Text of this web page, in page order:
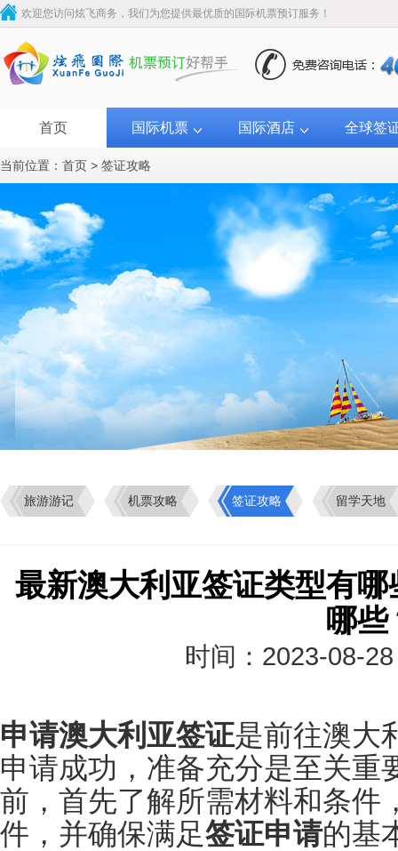
欢迎您访问炫飞商务，我们为您提供最优质的国际机票预订服务！
首页 国际机票 国际酒店 全球签
当前位置： 首页 > 签证攻略
旅游游记 机票攻略 签证攻略 留学天地
最新澳大利亚签证类型有
哪些
时间：2023-08-
申请澳大利亚签证是前往澳大
申请成功，准备充分是至关重
前，首先了解所需材料和条件
件，并确保满足签证申请的基